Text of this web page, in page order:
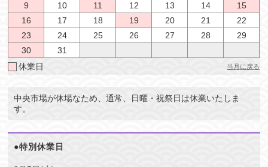
9
10 11 12 13 14
15
16
17 18 19 20 21
22
23
24 25 26 27 28
29
30
31
休業日
当月に戻る
中央市場が休場なため、通常、日曜・祝祭日は休業いたしま
す。
●特別休業日